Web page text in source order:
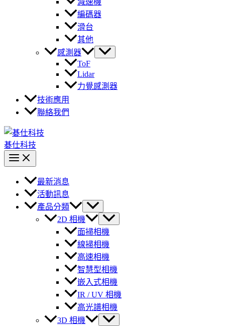
減速機
編碼器
滑台
其他
感測器
ToF
Lidar
力覺感測器
技術應用
聯絡我們
碁仕科技
最新消息
活動訊息
產品分類
2D 相機
面掃相機
線掃相機
高速相機
智慧型相機
嵌入式相機
IR / UV 相機
高光譜相機
3D 相機